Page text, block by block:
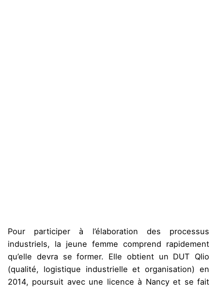
Pour participer à l’élaboration des processus
industriels, la jeune femme comprend rapidement
qu’elle devra se former. Elle obtient un DUT Qlio
(qualité, logistique industrielle et organisation) en
2014, poursuit avec une licence à Nancy et se fait